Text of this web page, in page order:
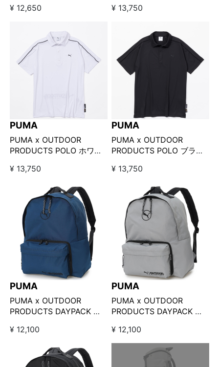
¥ 12,650 ¥ 13,750
PUMA
PUMA x OUTDOOR
PRODUCTS POLO ホワイ
¥ 13,750
PUMA
PUMA x OUTDOOR
PRODUCTS POLO ブラッ
¥ 13,750
PUMA
PUMA x OUTDOOR
PRODUCTS DAYPACK ネ
¥ 12,100
PUMA
PUMA x OUTDOOR
PRODUCTS DAYPACK グ
¥ 12,100